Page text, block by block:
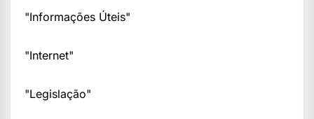
"Informações Úteis"
"Internet"
"Legislação"